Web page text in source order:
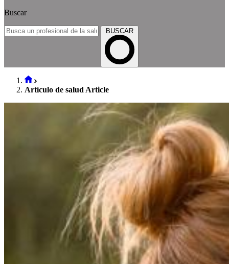
Buscar
BUSCAR
Artículo de salud Article